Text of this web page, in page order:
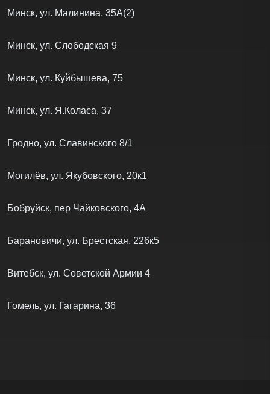
Минск, ул. Малинина, 35А(2)
Минск, ул. Слободская 9
Минск, ул. Куйбышева, 75
Минск, ул. Я.Коласа, 37
Гродно, ул. Славинского 8/1
Могилёв, ул. Якубовского, 20к1
Бобруйск, пер Чайковского, 4А
Барановичи, ул. Брестская, 226к5
Витебск, ул. Советской Армии 4
Гомель, ул. Гагарина, 36